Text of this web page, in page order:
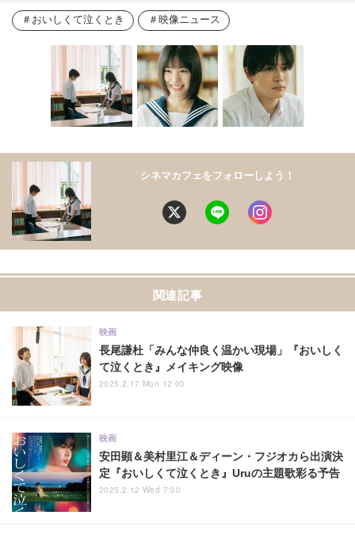
おいしくて泣くとき 映像ニュース
シネマカフェをフォローしよう！
関連記事
長尾謙杜「みんな仲良く温かい現場」『おいしく
て泣くとき』メイキング映像
映画
2025.2.17 Mon 12:00
安田顕＆美村里江＆ディーン・フジオカら出演決
定『おいしくて泣くとき』Uruの主題歌彩る予告
映画
2025.2.12 Wed 7:00